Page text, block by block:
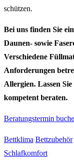
schützen.
Bei uns finden Sie
Daunen- sowie
Verschiedene
Anforderungen
Allergien. Lassen
kompetent beraten.
Beratungstermin
Bettklima Bettzubehör
Schlafkomfort